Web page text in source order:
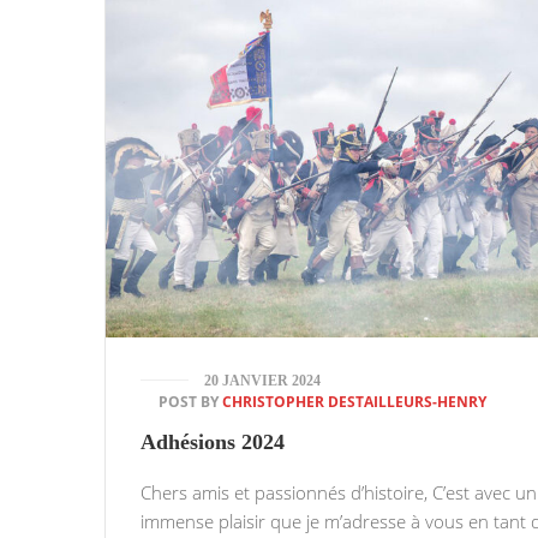
20 JANVIER 2024
POST BYCHRISTOPHER DESTAILLEURS-HENRY
Adhésions 2024
Chers amis et passionnés d’histoire, C’est avec un
immense plaisir que je m’adresse à vous en tant